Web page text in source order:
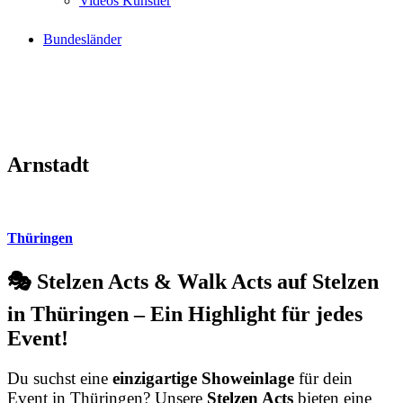
Bundesländer
Arnstadt
Thüringen
🎭 Stelzen Acts & Walk Acts auf Stelzen
in Thüringen – Ein Highlight für jedes
Event!
Du suchst eine einzigartige Showeinlage für dein
Event in Thüringen? Unsere Stelzen Acts bieten eine